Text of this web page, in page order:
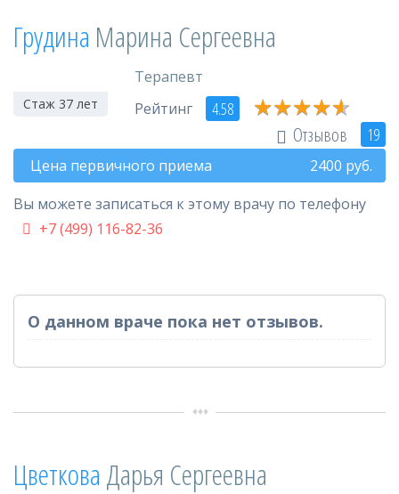
Грудина Марина Сергеевна
Стаж 37 лет
Терапевт
Рейтинг
4.58 ★★★★★
★★★★★
Отзывов 19
Цена первичного приема 2400 руб.
Вы можете записаться к этому врачу по телефону
+7 (499) 116-82-36
О данном враче пока нет отзывов.
Цветкова Дарья Сергеевна